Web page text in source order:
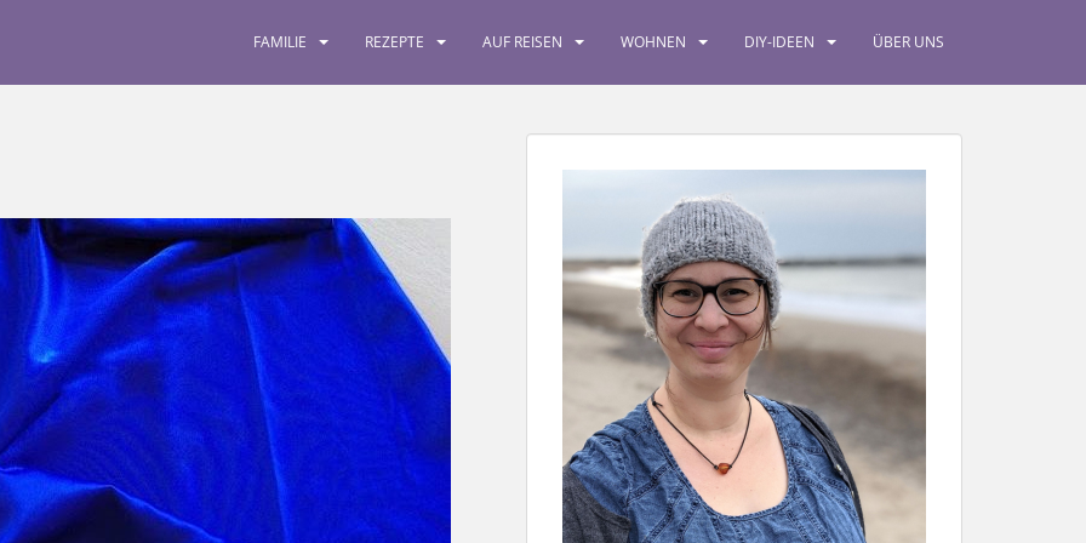
FAMILIE REZEPTE AUF REISEN WOHNEN DIY-IDEEN ÜBER UNS